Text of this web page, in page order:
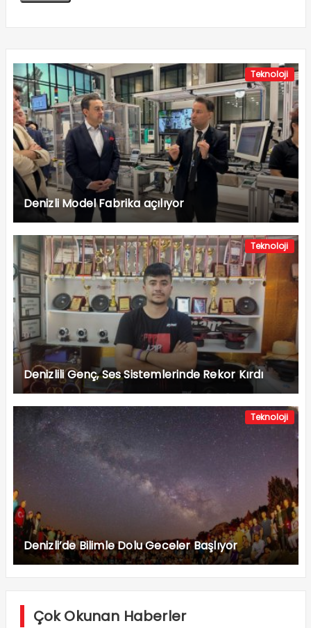
Teknoloji
Denizli Model Fabrika açılıyor
Teknoloji
Denizlili Genç, Ses Sistemlerinde Rekor Kırdı
Teknoloji
Denizli’de Bilimle Dolu Geceler Başlıyor
Çok Okunan Haberler